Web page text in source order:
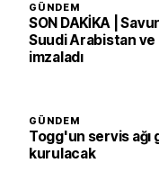
GÜNDEM
SON DAKİKA |
Suudi Arabistan ve
imzaladı
GÜNDEM
Togg'un servis
kurulacak